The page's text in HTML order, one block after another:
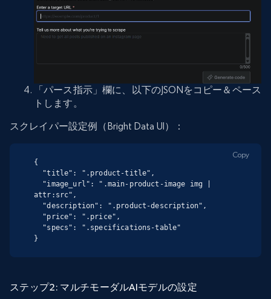
「パース指示」欄に、以下のJSONをコピー＆ペース
トします。
スクレイパー設定例（Bright Data UI）：
{
attr:src",
}
Copy
ステップ2: マルチモーダルAIモデルの設定